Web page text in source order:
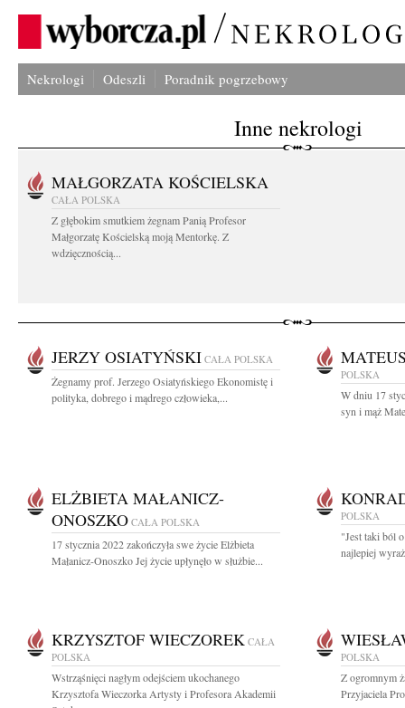
Nekrologi Odeszli Poradnik pogrzebowy
Inne nekrologi
MAŁGORZATA KOŚCIELSKA
CAŁA POLSKA
Z głębokim smutkiem żegnam Panią Profesor
Małgorzatę Kościelską moją Mentorkę. Z
wdzięcznością...
JERZY OSIATYŃSKI CAŁA POLSKA
Żegnamy prof. Jerzego Osiatyńskiego Ekonomistę i
polityka, dobrego i mądrego człowieka,...
POLSKA
W dniu 17
syn i mąż
ELŻBIETA MAŁANICZ-
ONOSZKO CAŁA POLSKA
17 stycznia 2022 zakończyła swe życie Elżbieta
Małanicz-Onoszko Jej życie upłynęło w służbie...
POLSKA
"Jest taki ból
najlepiej
KRZYSZTOF WIECZOREK CAŁA
POLSKA
Wstrząśnięci nagłym odejściem ukochanego
Krzysztofa Wieczorka Artysty i Profesora Akademii
POLSKA
Z ogromnym
Przyjaciela